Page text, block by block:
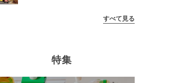
すべて見る
特集